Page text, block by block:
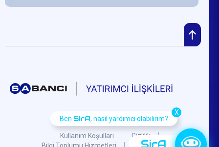
Kullanım Koşulları
Gizlilik
Bilgi Toplumu Hizmetleri
KVKK S.S.S.
SirA
Ben SirA, nasıl yardımcı olabilirim?
X